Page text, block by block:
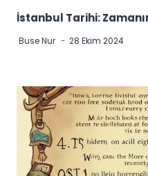
İstanbul Tarihi:
Buse Nur 28 Ekim 2024